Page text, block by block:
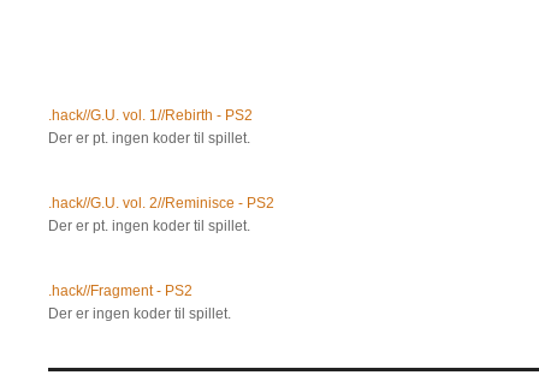
.hack//G.U. vol. 1//Rebirth - PS2
Der er pt. ingen koder til spillet.
.hack//G.U. vol. 2//Reminisce - PS2
Der er pt. ingen koder til spillet.
.hack//Fragment - PS2
Der er ingen koder til spillet.